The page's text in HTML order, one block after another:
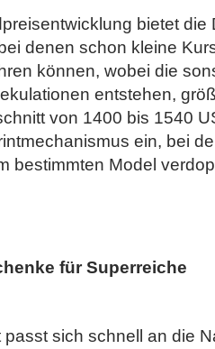
bietet die
denen schon kleine
können, wobei die
entstehen,
von 1400 bis 1540
ein, bei
bestimmten Model
für Superreiche
sich schnell an die